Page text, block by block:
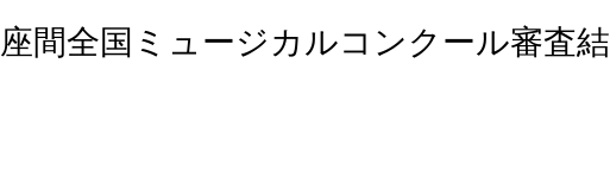
間全国ミュージカルコンクール審査結